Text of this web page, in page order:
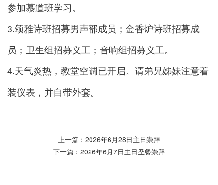
参加慕道班学习。
3.颂雅诗班招募男声部成员；金香炉诗班招募成
员；卫生组招募义工；音响组招募义工。
4.天气炎热，教堂空调已开启。请弟兄姊妹注意着
装仪表，并自带外套。
上一篇：2026年6月28日主日崇拜
下一篇：2026年6月7日主日圣餐崇拜